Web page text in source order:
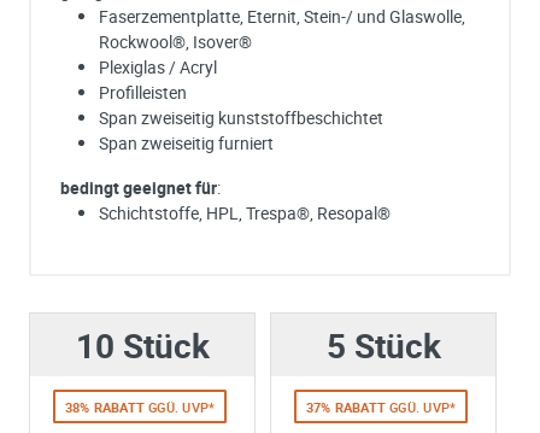
Faserzementplatte, Eternit, Stein-/ und Glaswolle,
Rockwool®, Isover®
Plexiglas / Acryl
Profilleisten
Span zweiseitig kunststoffbeschichtet
Span zweiseitig furniert
bedingt geeignet für:
Schichtstoffe, HPL, Trespa®, Resopal®
Hersteller
Maschinen
MAFELL
Bitte unterbreiten Sie mir ein Angebot:
Bitte teilen Sie uns die gewünschte Menge mit
10 Stück
38% RABATT GGÜ. UVP*
5 Stück
37% RABATT GGÜ. UVP*